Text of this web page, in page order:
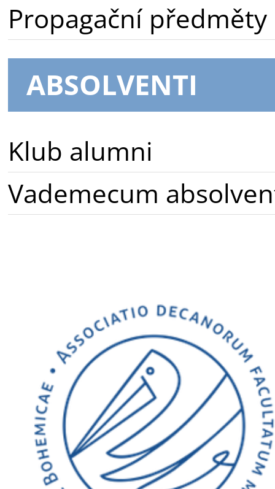
Propagační předměty
ABSOLVENTI
Klub alumni
Vademecum